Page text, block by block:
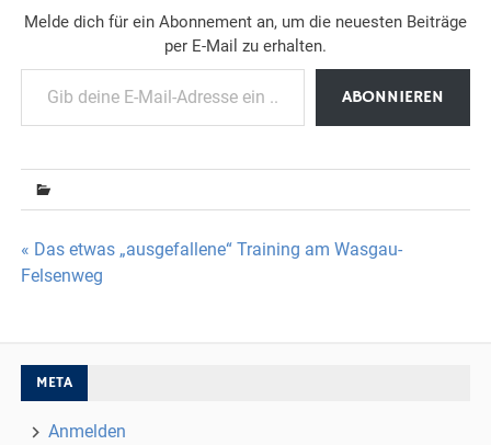
Melde dich für ein Abonnement an, um die neuesten Beiträge
per E-Mail zu erhalten.
Gib deine E-Mail-Adresse ein ...
ABONNIEREN
Beitragsnavigation
« Das etwas „ausgefallene“ Training am Wasgau-
Felsenweg
META
Anmelden